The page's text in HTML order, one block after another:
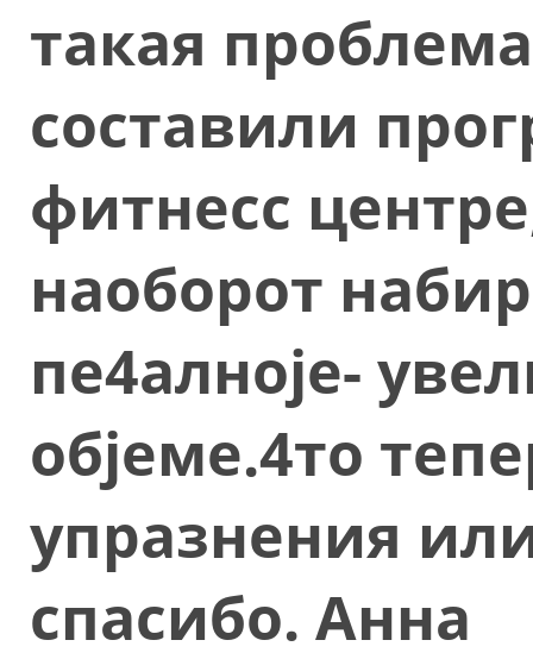
такая
составили
фитнесс
наобоpот
пе4алноjе-
обjеме.4то
упpазнения
спасибо. Анна